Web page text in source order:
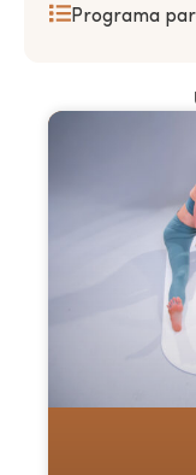
Programa